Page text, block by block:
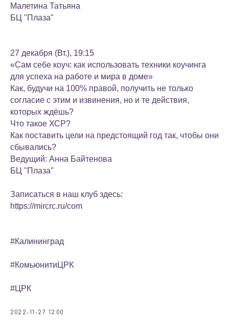
Малетина Татьяна
БЦ "Плаза"
27 декабря (Вт.), 19:15
«Сам себе коуч: как использовать техники коучинга
для успеха на работе и мира в доме»
Как, будучи на 100% правой, получить не только
согласие с этим и извинения, но и те действия,
которых ждёшь?
Что такое ХСР?
Как поставить цели на предстоящий год так, чтобы они
сбывались?
Ведущий: Анна Байтенова
БЦ "Плаза"
Записаться в наш клуб здесь:
https://mircrc.ru/com
#Калининград
#КомьюнитиЦРК
#ЦРК
2022-11-27 12:00